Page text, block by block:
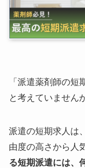
「派遣薬剤師の短
と考えていません
派遣の短期求人は
由度の高さから人
る短期派遣には、